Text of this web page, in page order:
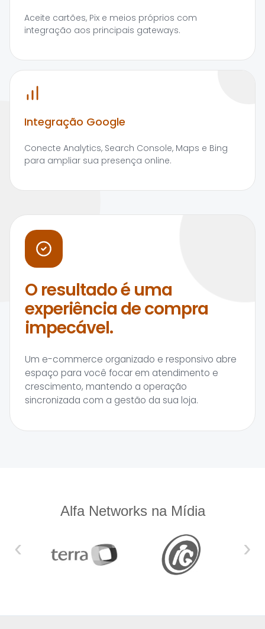
Aceite cartões, Pix e meios próprios com
integração aos principais gateways.
Integração Google
Conecte Analytics, Search Console, Maps e Bing
para ampliar sua presença online.
O resultado é uma
experiência de compra
impecável.
Um e-commerce organizado e responsivo abre
espaço para você focar em atendimento e
crescimento, mantendo a operação
sincronizada com a gestão da sua loja.
Alfa Networks na Mídia
‹ ›